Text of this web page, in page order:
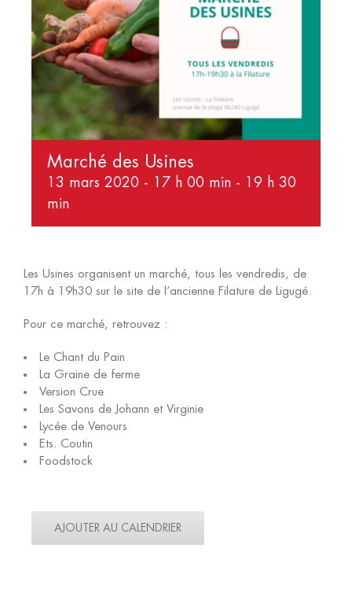
Marché des Usines
13 mars 2020 - 17 h 00 min - 19 h 30
min
Les Usines organisent un marché, tous les vendredis, de
17h à 19h30 sur le site de l’ancienne Filature de Ligugé.
Pour ce marché, retrouvez :
Le Chant du Pain
La Graine de ferme
Version Crue
Les Savons de Johann et Virginie
Lycée de Venours
Ets. Coutin
Foodstock
AJOUTER AU CALENDRIER